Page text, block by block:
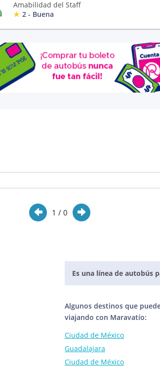
Amabilidad del Staff
2 - Buena
1 / 0
Es una línea de autobús
Algunos destinos que
viajando con Maravatío:
Ciudad de México
Guadalajara
Ciudad de México